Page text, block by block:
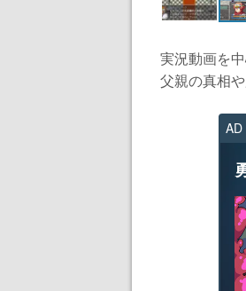
実況動画を
父親の真相
AD